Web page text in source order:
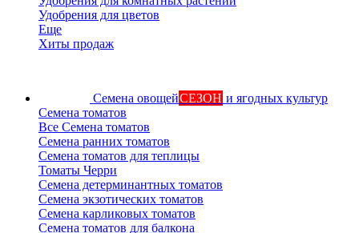
Удобрения для цветов
Еще
Хиты продаж
Семена овощейСЕЗОН и ягодных культур
Семена томатов
Все Семена томатов
Семена ранних томатов
Семена томатов для теплицы
Томаты Черри
Семена детерминантных томатов
Семена экзотических томатов
Семена карликовых томатов
Семена томатов для балкона